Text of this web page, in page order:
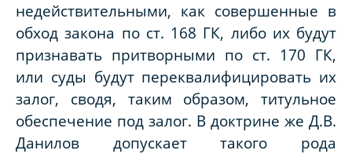
недействительными, как совершенные в
обход закона по ст. 168 ГК, либо их будут
признавать притворными по ст. 170 ГК,
или суды будут переквалифицировать их
залог, сводя, таким образом, титульное
обеспечение под залог. В доктрине же Д.В.
Данилов допускает такого рода